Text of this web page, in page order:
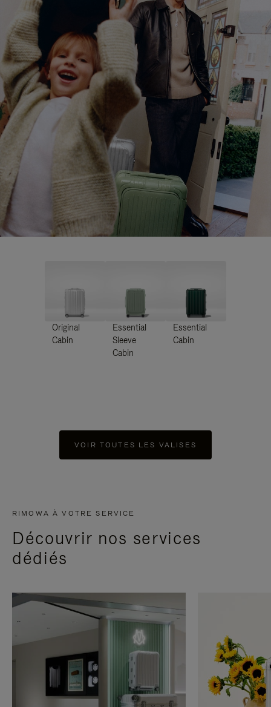
Original
Cabin
Essential
Sleeve
Cabin
Essential
Cabin
VOIR TOUTES LES VALISES
RIMOWA À VOTRE SERVICE
Découvrir nos services
dédiés